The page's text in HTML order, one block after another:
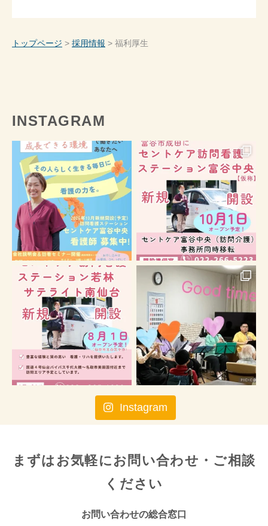
トップページ > 採用情報 > 福利厚生
INSTAGRAM
Instagram
まずはお気軽にお問い合わせ・ご相談
ください
お問い合わせの総合窓口